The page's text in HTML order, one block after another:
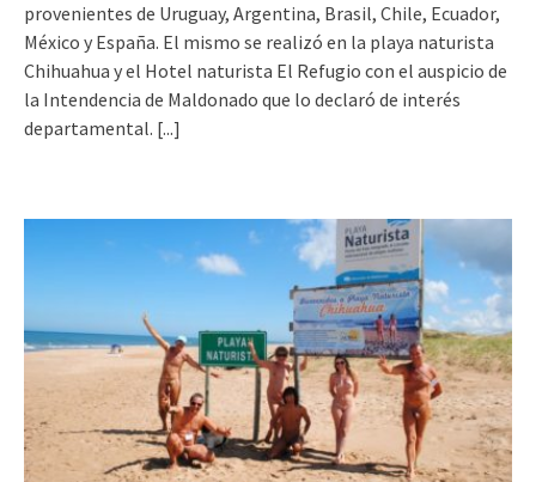
provenientes de Uruguay, Argentina, Brasil, Chile, Ecuador,
México y España. El mismo se realizó en la playa naturista
Chihuahua y el Hotel naturista El Refugio con el auspicio de
la Intendencia de Maldonado que lo declaró de interés
departamental. [...]